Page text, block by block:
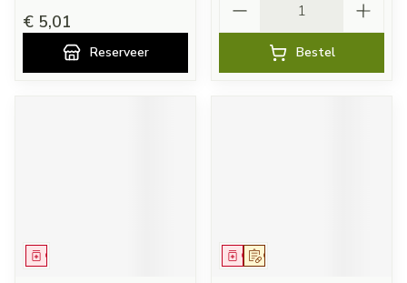
€ 5,01
Reserveer Bestel
Geneesmiddel Op voorschrift
Geneesmiddel